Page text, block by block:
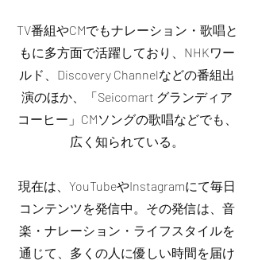
TV番組やCMでもナレーション・歌唱と
もに多方面で活躍しており、NHKワー
ルド、Discovery Channelなどの番組出
演のほか、「Seicomart グランディア
コーヒー」CMソングの歌唱などでも、
広く知られている。
現在は、YouTubeやInstagramにて毎日
コンテンツを発信中。その発信は、音
楽・ナレーション・ライフスタイルを
通じて、多くの人に優しい時間を届け